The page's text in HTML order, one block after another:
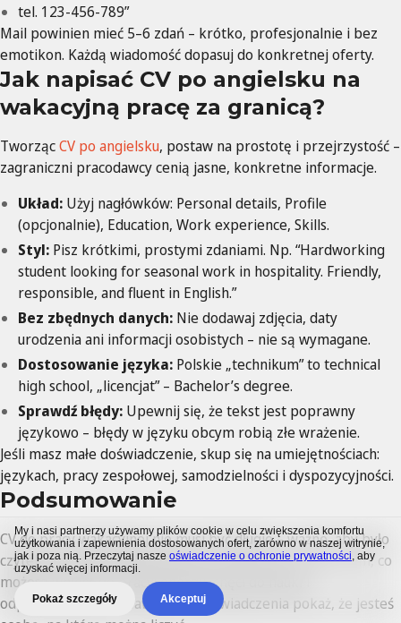
My i nasi partnerzy używamy plików cookie w celu zwiększenia komfortu
użytkowania i zapewnienia dostosowanych ofert, zarówno w naszej witrynie,
jak i poza nią. Przeczytaj nasze oświadczenie o ochronie prywatności, aby
uzyskać więcej informacji.
Pokaż szczegóły Akceptuj
tel. 123-456-789”
Mail powinien mieć 5–6 zdań – krótko, profesjonalnie i bez
emotikon. Każdą wiadomość dopasuj do konkretnej oferty.
Jak napisać CV po angielsku na
wakacyjną pracę za granicą?
TworzącCV po angielsku, postaw na prostotę i przejrzystość –
zagraniczni pracodawcy cenią jasne, konkretne informacje.
Układ: Użyj nagłówków: Personal details, Profile
(opcjonalnie), Education, Work experience, Skills.
Styl: Pisz krótkimi, prostymi zdaniami. Np. “Hardworking
student looking for seasonal work in hospitality. Friendly,
responsible, and fluent in English.”
Bez zbędnych danych: Nie dodawaj zdjęcia, daty
urodzenia ani informacji osobistych – nie są wymagane.
Dostosowanie języka: Polskie „technikum” to technical
high school, „licencjat” – Bachelor’s degree.
Sprawdź błędy: Upewnij się, że tekst jest poprawny
językowo – błędy w języku obcym robią złe wrażenie.
Jeśli masz małe doświadczenie, skup się na umiejętnościach:
językach, pracy zespołowej, samodzielności i dyspozycyjności.
Podsumowanie
CV do pracy wakacyjnej nie musi być długie – ważne, aby było
czytelne, uczciwe i dopasowane do oferty. Skup się na tym, co
możesz wnieść do pracy: energii, chęci do nauki i
odpowiedzialności. Nawet bez doświadczenia pokaż, że jesteś